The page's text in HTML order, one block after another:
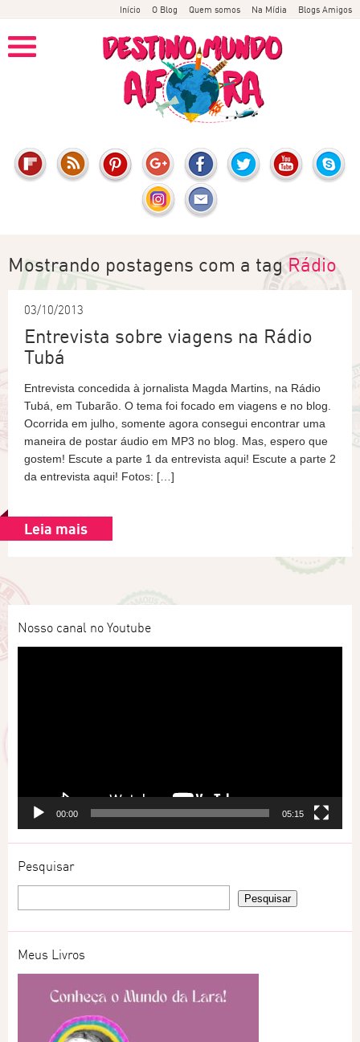
Início O Blog Quem somos Na Mídia Blogs Amigos
Mostrando postagens com a tagRádio
03/10/2013
Entrevista sobre viagens na Rádio
Tubá
Entrevista concedida à jornalista Magda Martins, na Rádio
Tubá, em Tubarão. O tema foi focado em viagens e no blog.
Ocorrida em julho, somente agora consegui encontrar uma
maneira de postar áudio em MP3 no blog. Mas, espero que
gostem! Escute a parte 1 da entrevista aqui! Escute a parte 2
da entrevista aqui! Fotos: […]
Leia mais
Nosso canal no Youtube
00:00 05:15
Pesquisar
Meus Livros